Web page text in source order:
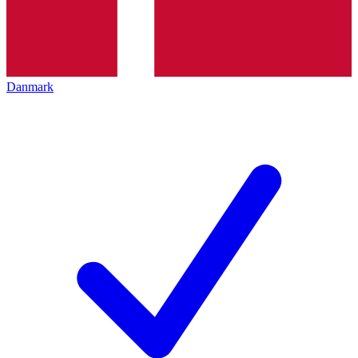
Danmark